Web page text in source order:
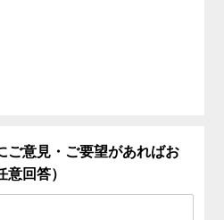
ご意見・ご要望があればお
意回答）